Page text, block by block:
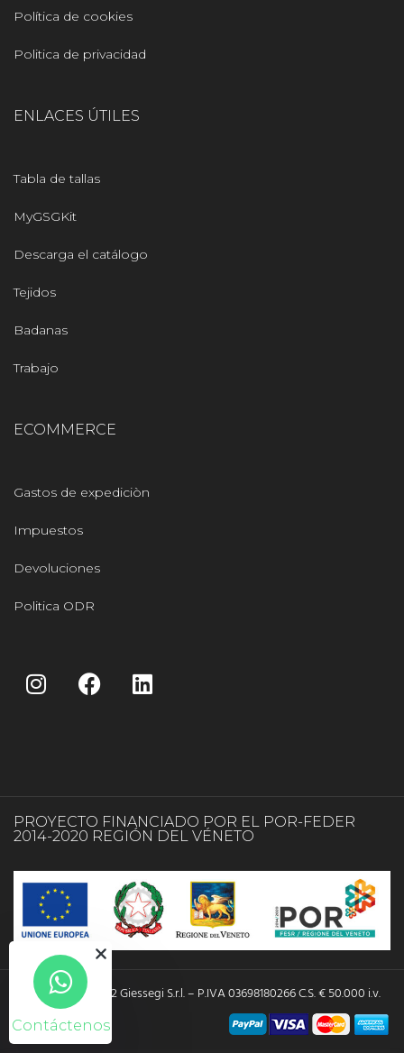
Contáctenos
Política de cookies
Politica de privacidad
ENLACES ÚTILES
Tabla de tallas
MyGSGKit
Descarga el catálogo
Tejidos
Badanas
Trabajo
ECOMMERCE
Gastos de expediciòn
Impuestos
Devoluciones
Politica ODR
PROYECTO FINANCIADO POR EL POR-FEDER
2014-2020 REGIÓN DEL VÉNETO
Copyright © 2022 Giessegi S.r.l. – P.IVA 03698180266 C.S. € 50.000 i.v.